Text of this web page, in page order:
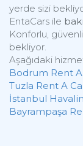
yerde sizi
EntaCars ile
Konforlu,
bekliyor.
Aşağıdaki
Bodrum Rent
Tuzla Rent A
İstanbul
Bayrampaşa